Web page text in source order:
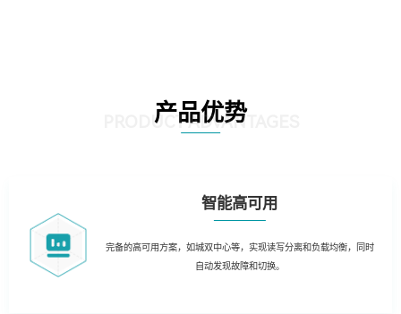
产品优势
PRODUCT ADVANTAGES
智能高可用
完备的高可用方案，如城双中心等，实现读写分离和负载均衡，同时
自动发现故障和切换。